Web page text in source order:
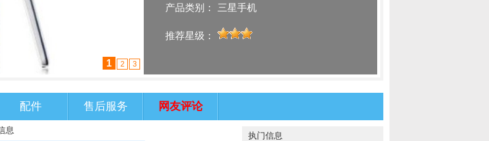
1 2 3
产品类别： 三星手机
推荐星级：
配件 售后服务 网友评论
息
执门信息